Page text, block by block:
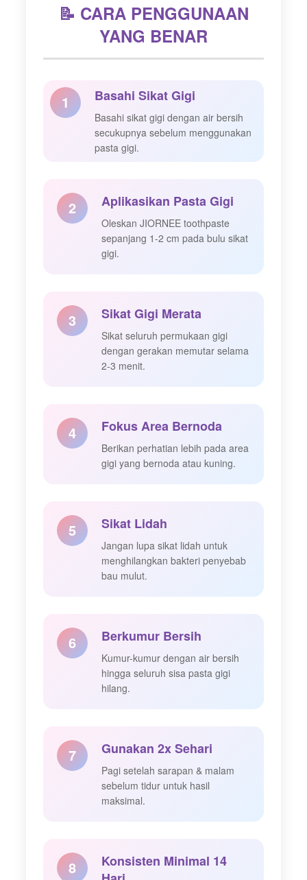
📝 CARA PENGGUNAAN
YANG BENAR
1 Basahi Sikat Gigi
Basahi sikat gigi dengan air bersih
secukupnya sebelum menggunakan
pasta gigi.
2 Aplikasikan Pasta Gigi
Oleskan JIORNEE toothpaste
sepanjang 1-2 cm pada bulu sikat
gigi.
3 Sikat Gigi Merata
Sikat seluruh permukaan gigi
dengan gerakan memutar selama
2-3 menit.
4 Fokus Area Bernoda
Berikan perhatian lebih pada area
gigi yang bernoda atau kuning.
5 Sikat Lidah
Jangan lupa sikat lidah untuk
menghilangkan bakteri penyebab
bau mulut.
6 Berkumur Bersih
Kumur-kumur dengan air bersih
hingga seluruh sisa pasta gigi
hilang.
7 Gunakan 2x Sehari
Pagi setelah sarapan & malam
sebelum tidur untuk hasil
maksimal.
8
Konsisten Minimal 14